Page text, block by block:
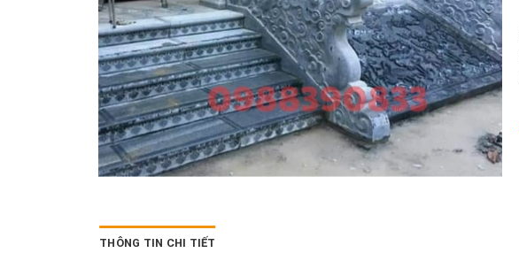
THÔNG TIN CHI TIẾT